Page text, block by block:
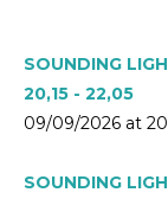
SOUNDING
20,15 - 22,05
09/09/2026 at
SOUNDING